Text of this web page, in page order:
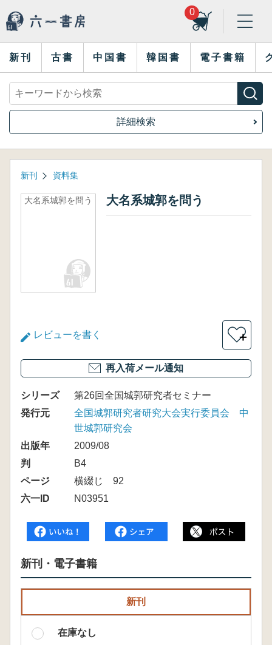
0
新刊 古書 中国書 韓国書 電子書籍
詳細検索
新刊 資料集
大名系城郭を問う 大名系城郭を問う
レビューを書く ＋
再入荷メール通知
シリーズ
第26回全国城郭研究者セミナー
発行元
全国城郭研究者研究大会実行委員会 中
世城郭研究会
出版年
2009/08
判
B4
ページ
横綴じ 92
六一ID
N03951
新刊・電子書籍
新刊
在庫なし